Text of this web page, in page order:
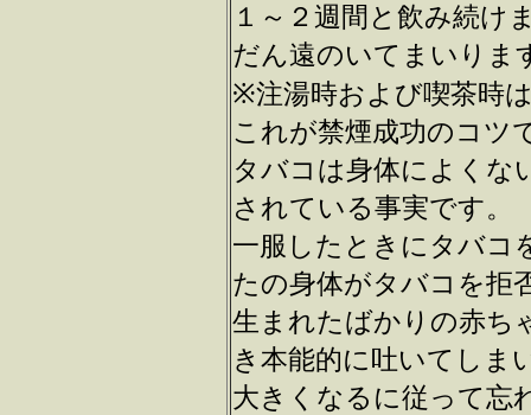
１～２週間と飲み続け
だん遠のいてまいりま
※注湯時および喫茶時
これが禁煙成功のコツ
タバコは身体によくな
されている事実です。
一服したときにタバコ
たの身体がタバコを拒
生まれたばかりの赤ち
き本能的に吐いてしま
大きくなるに従って忘